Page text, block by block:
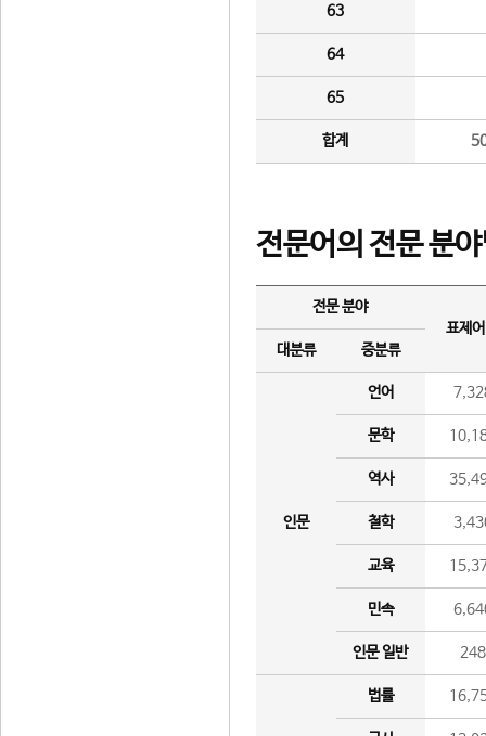
63
64
65
합계
전문어의 전문 분
전문 분야
표제
대분류
중분류
인문
언어
문학
역사
철학
교육
민속
인문 일반 248
법률